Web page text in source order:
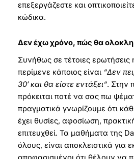
επεξεργάζεστε και
κώδικα.
Δεν έχω χρόνο, πώς θα
Συνήθως σε τέτοιες
περίμενε κάποιος είναι “Δεν
30′ και θα είστε εντάξει“. Στην
πρόκειται ποτέ να σας πω
πραγματικά γνωρίζουμε ότι
έχει θυσίες, αφοσίωση,
επιτευχθεί. Τα μαθήματα της
όλους, είναι αποκλειστικά για